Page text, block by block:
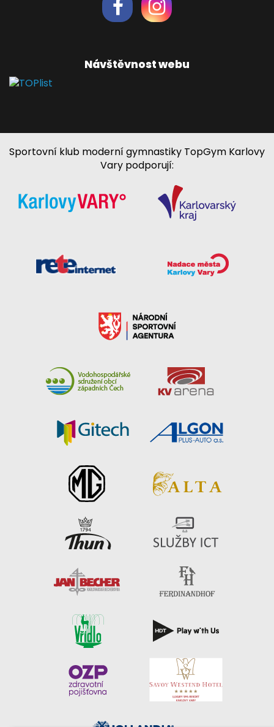
Návštěvnost webu
Sportovní klub moderní gymnastiky TopGym Karlovy
Vary podporují: